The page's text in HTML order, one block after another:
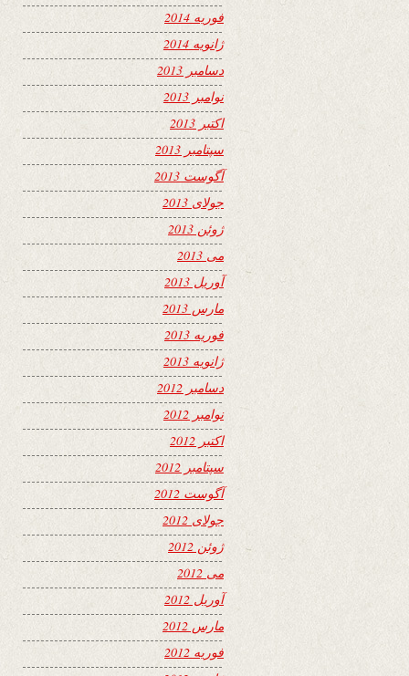
فوریه 2014
ژانویه 2014
دسامبر 2013
نوامبر 2013
اکتبر 2013
سپتامبر 2013
آگوست 2013
جولای 2013
ژوئن 2013
می 2013
آوریل 2013
مارس 2013
فوریه 2013
ژانویه 2013
دسامبر 2012
نوامبر 2012
اکتبر 2012
سپتامبر 2012
آگوست 2012
جولای 2012
ژوئن 2012
می 2012
آوریل 2012
مارس 2012
فوریه 2012